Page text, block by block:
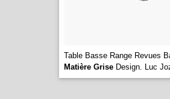
Table Basse Range Revues
Matière Grise Design. Luc